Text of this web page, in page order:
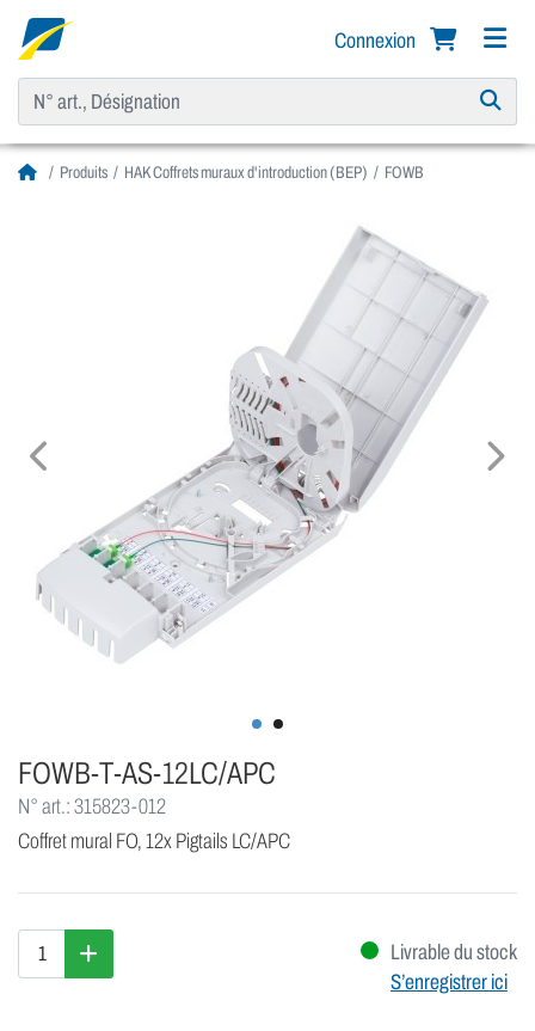
Connexion
Produits HAK Coffrets muraux d'introduction (BEP) FOWB
FOWB-T-AS-12LC/APC
N° art.: 315823-012
Coffret mural FO, 12x Pigtails LC/APC
Livrable du stock
S’enregistrer ici